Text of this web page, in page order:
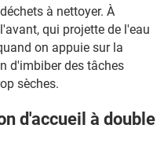
à nettoyer. À
qui projette de l'eau
on appuie sur la
d'imbiber des tâches
sèches.
d'accueil à double